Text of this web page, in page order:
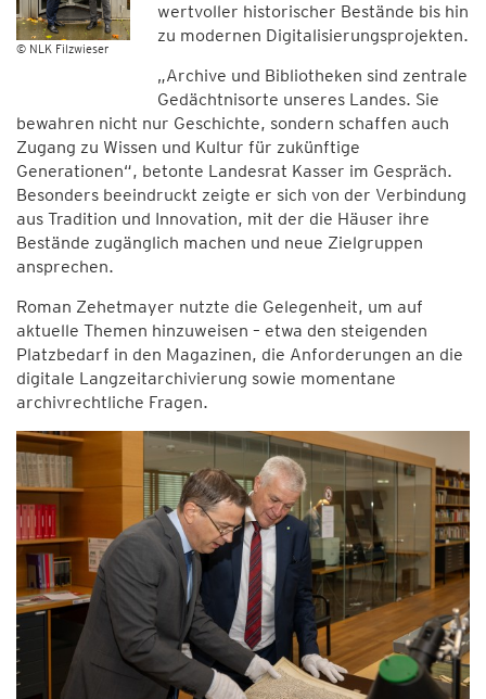
© NLK Filzwieser
wertvoller historischer Bestände bis hin
zu modernen Digitalisierungsprojekten.
„Archive und Bibliotheken sind zentrale
Gedächtnisorte unseres Landes. Sie
bewahren nicht nur Geschichte, sondern schaffen auch
Zugang zu Wissen und Kultur für zukünftige
Generationen“, betonte Landesrat Kasser im Gespräch.
Besonders beeindruckt zeigte er sich von der Verbindung
aus Tradition und Innovation, mit der die Häuser ihre
Bestände zugänglich machen und neue Zielgruppen
ansprechen.
Roman Zehetmayer nutzte die Gelegenheit, um auf
aktuelle Themen hinzuweisen – etwa den steigenden
Platzbedarf in den Magazinen, die Anforderungen an die
digitale Langzeitarchivierung sowie momentane
archivrechtliche Fragen.